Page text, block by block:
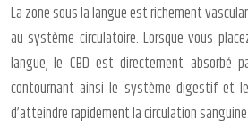
La zone sous la langue est richement
au système circulatoire. Lorsque vous
langue, le CBD est directement absorbé
contournant ainsi le système digestif et
d’atteindre rapidement la circulation